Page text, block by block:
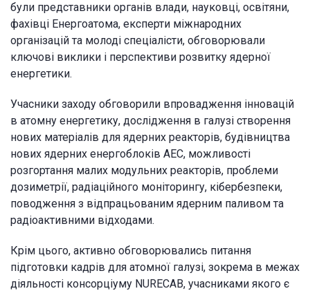
були представники органів влади, науковці, освітяни,
фахівці Енергоатома, експерти міжнародних
організацій та молоді спеціалісти, обговорювали
ключові виклики і перспективи розвитку ядерної
енергетики.
Учасники заходу обговорили впровадження інновацій
в атомну енергетику, дослідження в галузі створення
нових матеріалів для ядерних реакторів, будівництва
нових ядерних енергоблоків АЕС, можливості
розгортання малих модульних реакторів, проблеми
дозиметрії, радіаційного моніторингу, кібербезпеки,
поводження з відпрацьованим ядерним паливом та
радіоактивними відходами.
Крім цього, активно обговорювались питання
підготовки кадрів для атомної галузі, зокрема в межах
діяльності консорціуму NURECAB, учасниками якого є